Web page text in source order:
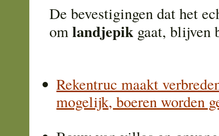
De bevestigingen dat het
omlandjepik gaat, blijven
Rekentruc maakt
mogelijk, boeren worden